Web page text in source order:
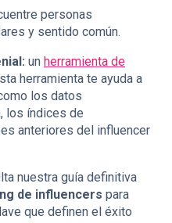
personas
y sentido común.
un herramienta de
herramienta te ayuda a
los datos
los índices de
anteriores del influencer
nuestra guía definitiva
de influencers para
que definen el éxito